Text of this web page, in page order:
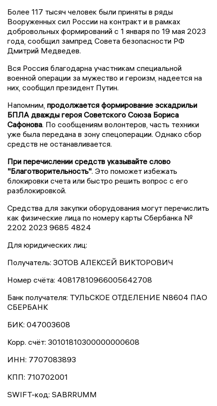
Более 117 тысяч человек были приняты в ряды
Вооруженных сил России на контракт и в рамках
добровольных формирований с 1 января по 19 мая 2023
года, сообщил зампред Совета безопасности РФ
Дмитрий Медведев.
Вся Россия благодарна участникам специальной
военной операции за мужество и героизм, надеется на
них, сообщил президент Путин.
Напомним, продолжается формирование эскадрильи
БПЛА дважды героя Советского Союза Бориса
Сафонова. По сообщениям волонтеров, часть техники
уже была передана в зону спецоперации. Однако сбор
средств не останавливается.
При перечислении средств указывайте слово
"Благотворительность". Это поможет избежать
блокировки счета или быстро решить вопрос с его
разблокировкой.
Средства для закупки оборудования могут перечислить
как физические лица по номеру карты Сбербанка №
2202 2023 9685 4824
Для юридических лиц:
Получатель: ЗОТОВ АЛЕКСЕЙ ВИКТОРОВИЧ
Номер счёта: 40817810966005642708
Банк получателя: ТУЛЬСКОЕ ОТДЕЛЕНИЕ N8604 ПАО
СБЕРБАНК
БИК: 047003608
Корр. счёт: 30101810300000000608
ИНН: 7707083893
КПП: 710702001
SWIFT-код: SABRRUMM